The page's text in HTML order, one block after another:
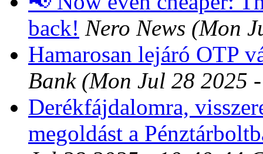
back! Nero News (Mon
Hamarosan lejáró OTP
Bank (Mon Jul 28 2025
Derékfájdalomra,
megoldást a